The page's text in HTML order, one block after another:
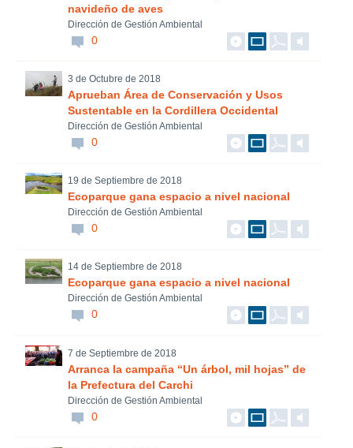
navideño de aves
Dirección de Gestión Ambiental
0
3 de Octubre de 2018
Aprueban Área de Conservación y Usos
Sustentable en la Cordillera Occidental
Dirección de Gestión Ambiental
0
19 de Septiembre de 2018
Ecoparque gana espacio a nivel nacional
Dirección de Gestión Ambiental
0
14 de Septiembre de 2018
Ecoparque gana espacio a nivel nacional
Dirección de Gestión Ambiental
0
7 de Septiembre de 2018
Arranca la campaña “Un árbol, mil hojas” de
la Prefectura del Carchi
Dirección de Gestión Ambiental
0